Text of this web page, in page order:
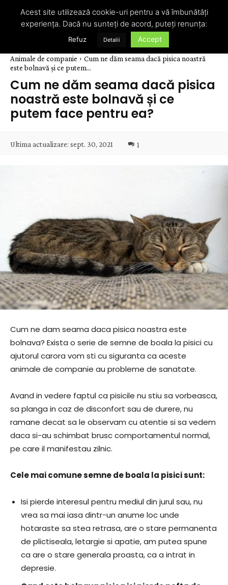
Animale de companie
Cum ne dăm seama dacă pisica noastră
este bolnavă și ce putem...
Cum ne dăm seama dacă pisica
noastră este bolnavă și ce
putem face pentru ea?
Ultima actualizare: sept. 30, 2021 1
Cum ne dam seama daca pisica noastra este
bolnava? Exista o serie de semne de boala la pisici cu
ajutorul carora vom sti cu siguranta ca aceste
animale de companie au probleme de sanatate.
Avand in vedere faptul ca pisicile nu stiu sa vorbeasca,
sa planga in caz de disconfort sau de durere, nu
ramane decat sa le observam cu atentie si sa vedem
daca si-au schimbat brusc comportamentul normal,
pe care il manifestau zilnic.
Cele mai comune semne de boala la pisici sunt:
Isi pierde interesul pentru mediul din jurul sau, nu
vrea sa mai iasa dintr-un anume loc unde
hotaraste sa stea retrasa, are o stare permanenta
de plictiseala, letargie si apatie, am putea spune
ca are o stare generala proasta, ca a intrat in
depresie.
Acest site utilizează cookie-uri pentru a vă îmbunătăți
experiența. Dacă nu sunteți de acord, puteți renunța:
Refuz Detalii Accept